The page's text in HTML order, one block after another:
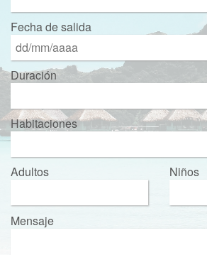
Fecha de salida
Duración
Habitaciones
Adultos Niños
Mensaje